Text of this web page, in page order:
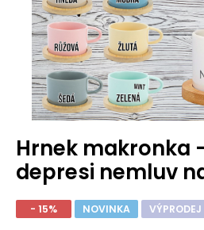
Hrnek makronka
depresi nemluv
- 15% NOVINKA VÝPRODEJ